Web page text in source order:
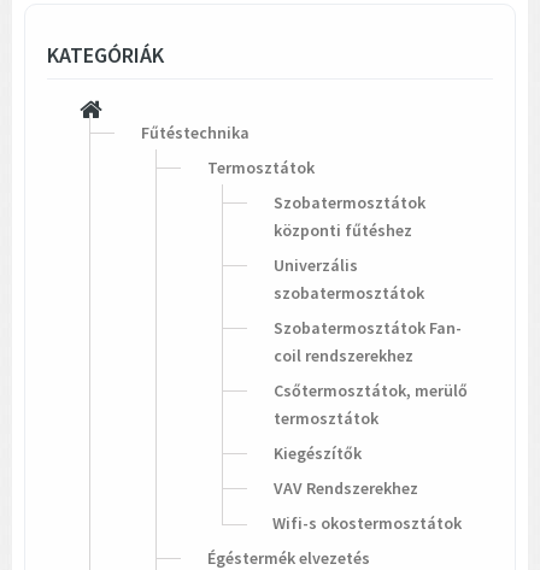
KATEGÓRIÁK
Fűtéstechnika
Termosztátok
Szobatermosztátok
központi fűtéshez
Univerzális
szobatermosztátok
Szobatermosztátok Fan-
coil rendszerekhez
Csőtermosztátok, merülő
termosztátok
Kiegészítők
VAV Rendszerekhez
Wifi-s okostermosztátok
Égéstermék elvezetés